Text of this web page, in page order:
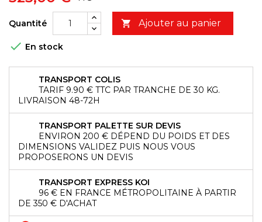
Quantité  Ajouter au panier
 En stock
TRANSPORT COLIS
TARIF 9.90 € TTC PAR TRANCHE DE 30 KG.
LIVRAISON 48-72H
TRANSPORT PALETTE SUR DEVIS
ENVIRON 200 € DÉPEND DU POIDS ET DES
DIMENSIONS VALIDEZ PUIS NOUS VOUS
PROPOSERONS UN DEVIS
TRANSPORT EXPRESS KOI
96 € EN FRANCE MÉTROPOLITAINE À PARTIR
DE 350 € D'ACHAT